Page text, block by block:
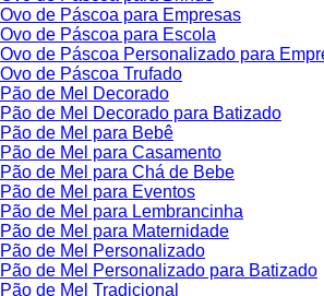
Ovo de Páscoa para Empresas
Ovo de Páscoa para Escola
Ovo de Páscoa Personalizado para
Ovo de Páscoa Trufado
Pão de Mel Decorado
Pão de Mel Decorado para Batizado
Pão de Mel para Bebê
Pão de Mel para Casamento
Pão de Mel para Chá de Bebe
Pão de Mel para Eventos
Pão de Mel para Lembrancinha
Pão de Mel para Maternidade
Pão de Mel Personalizado
Pão de Mel Personalizado para Batizado
Pão de Mel Tradicional